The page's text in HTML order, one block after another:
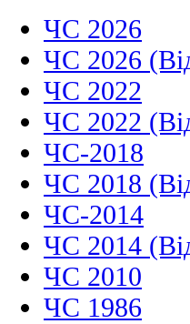
ЧС 2026
ЧС 2026
ЧС 2022
ЧС 2022
ЧС-2018
ЧС 2018
ЧС-2014
ЧС 2014
ЧС 2010
ЧС 1986